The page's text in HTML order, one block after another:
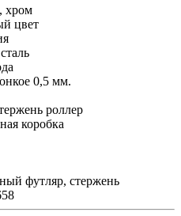
хром
цвет
0,5 мм.
роллер
коробка
футляр, стержень